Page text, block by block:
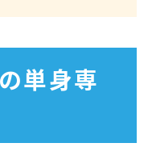
単身専